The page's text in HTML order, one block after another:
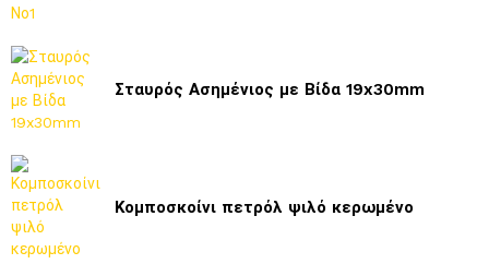
Σταυρός Ασημένιος με Βίδα 19x30mm
Κομποσκοίνι πετρόλ ψιλό κερωμένο